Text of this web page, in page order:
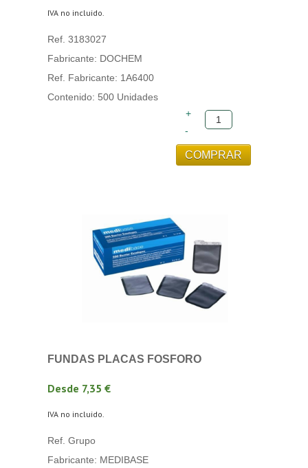
IVA no incluido.
Ref. 3183027
Fabricante: DOCHEM
Ref. Fabricante: 1A6400
Contenido: 500 Unidades
FUNDAS PLACAS FOSFORO
Desde 7,35 €
IVA no incluido.
Ref. Grupo
Fabricante: MEDIBASE